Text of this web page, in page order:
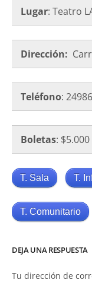
Lugar: Teatro
Dirección:
Teléfono:
Boletas:
T. Sala T.
T. Comunitario
DEJA UNA RESPUESTA
Tu dirección de